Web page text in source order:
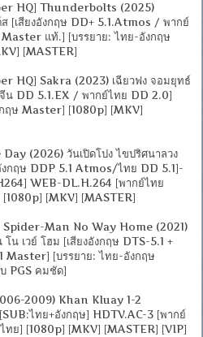
HQ] Thunderbolts (2025)
ส [เสียงอังกฤษ DD+ 5.1.Atmos / พากย์
แท้.] [บรรยาย: ไทย-อังกฤษ
[MASTER]
HQ] Sakra (2023) เฉียวฟง จอมยุทธ์
จีน DD 5.1.EX / พากย์ไทย DD 2.0]
ฤษ Master] [1080p] [MKV]
(2026) วันเปิดโปง ไขปริศนาลวง
กฤษ DDP 5.1 Atmos/ไทย DD 5.1]-
WEB-DL.H.264 [พากย์ไทย
[1080p] [MKV] [MASTER]
Spider-Man No Way Home (2021)
โน เวย์ โฮม [เสียงอังกฤษ DTS-5.1 +
Master] [บรรยาย: ไทย-อังกฤษ
PGS คมชัด]
2009) Khan Kluay 1-2
ไทย+อังกฤษ] HDTV.AC-3 [พากย์
ทย] [1080p] [MKV] [MASTER] [VIP]